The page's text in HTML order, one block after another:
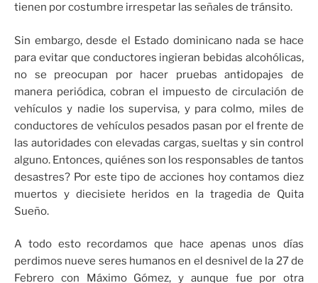
tienen por costumbre irrespetar las señales de tránsito.
Sin embargo, desde el Estado dominicano nada se hace
para evitar que conductores ingieran bebidas alcohólicas,
no se preocupan por hacer pruebas antidopajes de
manera periódica, cobran el impuesto de circulación de
vehículos y nadie los supervisa, y para colmo, miles de
conductores de vehículos pesados pasan por el frente de
las autoridades con elevadas cargas, sueltas y sin control
alguno. Entonces, quiénes son los responsables de tantos
desastres? Por este tipo de acciones hoy contamos diez
muertos y diecisiete heridos en la tragedia de Quita
Sueño.
A todo esto recordamos que hace apenas unos días
perdimos nueve seres humanos en el desnivel de la 27 de
Febrero con Máximo Gómez, y aunque fue por otra